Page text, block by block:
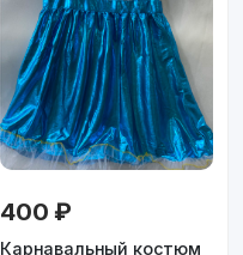
400 ₽
Карнавальный костюм